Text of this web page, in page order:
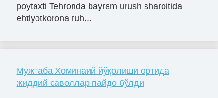
poytaxti Tehronda bayram urush sharoitida
ehtiyotkorona ruh...
Мужтаба Хоминаий йўқолиши ортида
жиддий саволлар пайдо бўлди